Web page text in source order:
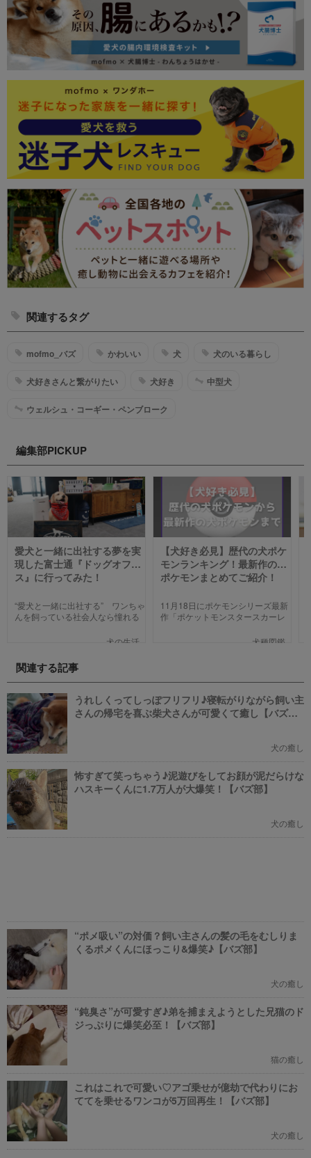
関連するタグ
mofmo_バズ かわいい 犬 犬のいる暮らし
犬好きさんと繋がりたい 犬好き 中型犬
ウェルシュ・コーギー・ペンブローク
編集部PICKUP
愛犬と一緒に出社する夢を実
現した富士通『ドッグオフィ
ス』に行ってみた！
“愛犬と一緒に出社する” ワンちゃ
んを飼っている社会人なら憧れる
そんな夢のような取り組みを富士
いました。富士通が愛犬家のため
にどんな取り組みをしているのか
新たに設立された【ドッグオフィ
ス】を取材してきました！
犬の生活
【犬好き必見】歴代の犬ポケ
モンランキング！最新作の犬
ポケモンまとめてご紹介！
11月18日にポケモンシリーズ最新
作「ポケットモンスタースカーレ
オレット」が世界同時発売しまし
った方も、可愛くてかっこいい犬
モチーフのポケモンにメロメロに
なっちゃうかも。
犬種図鑑
関連する記事
うれしくってしっぽフリフリ♪寝転がりながら飼い主
さんの帰宅を喜ぶ柴犬さんが可愛くて癒し【バズ
犬の癒し
怖すぎて笑っちゃう♪泥遊びをしてお顔が泥だらけな
ハスキーくんに1.7万人が大爆笑！【バズ部】
犬の癒し
“ポメ吸い”の対価？飼い主さんの髪の毛をむしりま
くるポメくんにほっこり&爆笑♪【バズ部】
犬の癒し
“鈍臭さ”が可愛すぎ♪弟を捕まえようとした兄猫のド
ジっぷりに爆笑必至！【バズ部】
猫の癒し
これはこれで可愛い♡アゴ乗せが億劫で代わりにお
ててを乗せるワンコが5万回再生！【バズ部】
犬の癒し